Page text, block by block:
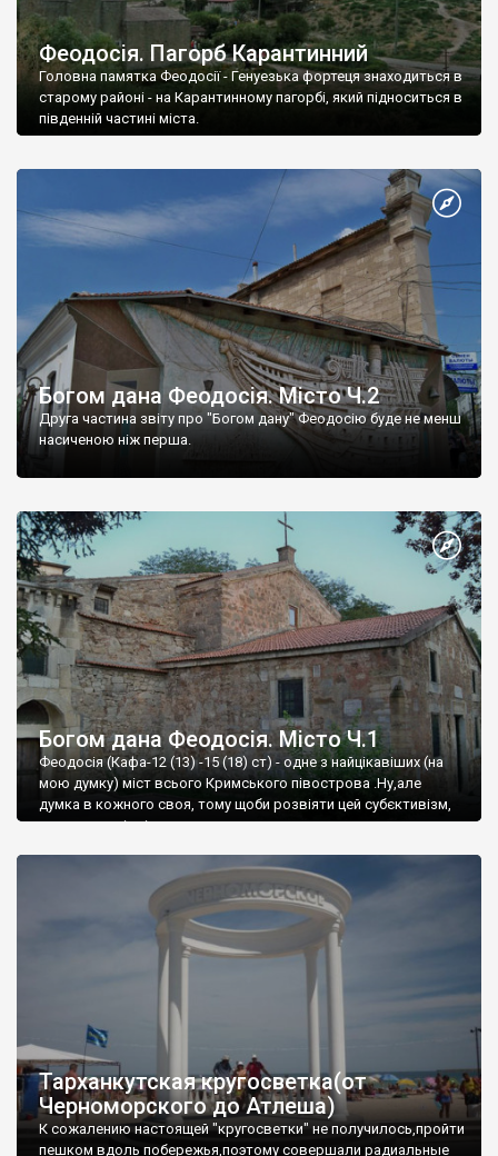
Феодосія. Пагорб Карантинний
Головна памятка Феодосії - Генуезька фортеця знаходиться в
старому районі - на Карантинному пагорбі, який підноситься в
південній частині міста.
Богом дана Феодосія. Місто Ч.2
Друга частина звіту про "Богом дану" Феодосію буде не менш
насиченою ніж перша.
Богом дана Феодосія. Місто Ч.1
Феодосія (Кафа-12 (13) -15 (18) ст) - одне з найцікавіших (на
мою думку) міст всього Кримського півострова .Ну,але
думка в кожного своя, тому щоби розвіяти цей субєктивізм,
запрошую відвідати це
Тарханкутская кругосветка(от
Черноморского до Атлеша)
К сожалению настоящей "кругосветки" не получилось,пройти
пешком вдоль побережья,поэтому совершали радиальные